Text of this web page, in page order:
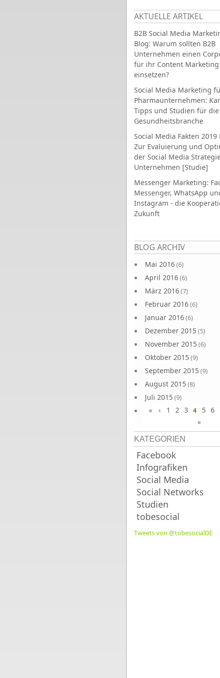
AKTUELLE ARTIKEL
B2B Social Media
Blog: Warum sollten B2B
Unternehmen einen
für ihr Content Marketing
einsetzen?
Social Media Marketing
Pharmaunternehmen:
Tipps und Studien für die
Gesundheitsbranche
Social Media Fakten 2019
Zur Evaluierung und
der Social Media
Unternehmen [Studie]
Messenger Marketing:
Messenger, WhatsApp
Instagram - die
Zukunft
BLOG ARCHIV
Mai 2016(6)
April 2016(6)
März 2016(7)
Februar 2016(6)
Januar 2016(6)
Dezember 2015(5)
November 2015(6)
Oktober 2015(9)
September 2015(9)
August 2015(8)
Juli 2015(9)
Juni 2015(9)
Seiten
« ‹ 1 2 3 4 5 6
»
KATEGORIEN
Facebook
Infografiken
Social Media
Social Networks
Studien
tobesocial
Tweets von @tobesocialDE